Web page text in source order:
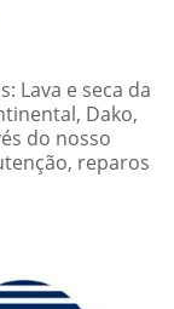
Lava e seca da
Dako,
do nosso
reparos